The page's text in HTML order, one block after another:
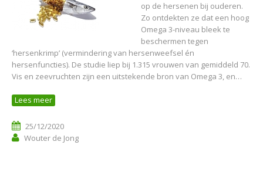
op de hersenen bij ouderen.
Zo ontdekten ze dat een hoog
Omega 3-niveau bleek te
beschermen tegen
‘hersenkrimp’ (vermindering van hersenweefsel én
hersenfuncties). De studie liep bij 1.315 vrouwen van gemiddeld 70.
Vis en zeevruchten zijn een uitstekende bron van Omega 3, en…
Lees meer
25/12/2020
Wouter de Jong